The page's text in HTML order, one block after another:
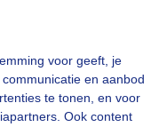
voor geeft, je
en aanbod
te tonen, en voor
Ook content